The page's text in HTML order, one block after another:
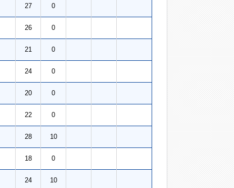
27 0
26 0
21 0
24 0
20 0
22 0
28 10
18 0
24 10